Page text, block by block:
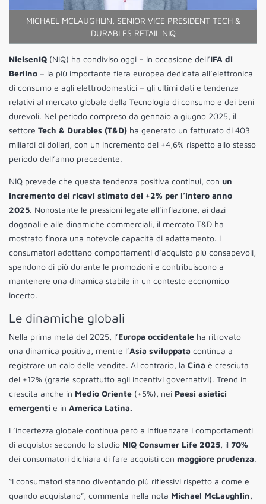
MICHAEL MCLAUGHLIN, SENIOR VICE PRESIDENT TECH &
DURABLES RETAIL NIQ
NielsenIQ (NIQ) ha condiviso oggi – in occasione delI’IFA di
Berlino – la più importante fiera europea dedicata all’elettronica
di consumo e agli elettrodomestici – gli ultimi dati e tendenze
relativi al mercato globale della Tecnologia di consumo e dei beni
durevoli. Nel periodo compreso da gennaio a giugno 2025, il
settore Tech & Durables (T&D) ha generato un fatturato di 403
miliardi di dollari, con un incremento del +4,6% rispetto allo stesso
periodo dell’anno precedente.
NIQ prevede che questa tendenza positiva continui, con un
incremento dei ricavi stimato del +2% per l’intero anno
2025. Nonostante le pressioni legate all’inflazione, ai dazi
doganali e alle dinamiche commerciali, il mercato T&D ha
mostrato finora una notevole capacità di adattamento. I
consumatori adottano comportamenti d’acquisto più consapevoli,
spendono di più durante le promozioni e contribuiscono a
mantenere una dinamica stabile in un contesto economico
incerto.
Le dinamiche globali
Nella prima metà del 2025, l’Europa occidentale ha ritrovato
una dinamica positiva, mentre l’Asia sviluppata continua a
registrare un calo delle vendite. Al contrario, la Cina è cresciuta
del +12% (grazie soprattutto agli incentivi governativi). Trend in
crescita anche in Medio Oriente (+5%), nei Paesi asiatici
emergenti e in America Latina.
L’incertezza globale continua però a influenzare i comportamenti
di acquisto: secondo lo studio NIQ Consumer Life 2025, il 70%
dei consumatori dichiara di fare acquisti con maggiore prudenza.
“I consumatori stanno diventando più riflessivi rispetto a come e
quando acquistano”, commenta nella nota Michael McLaughlin,